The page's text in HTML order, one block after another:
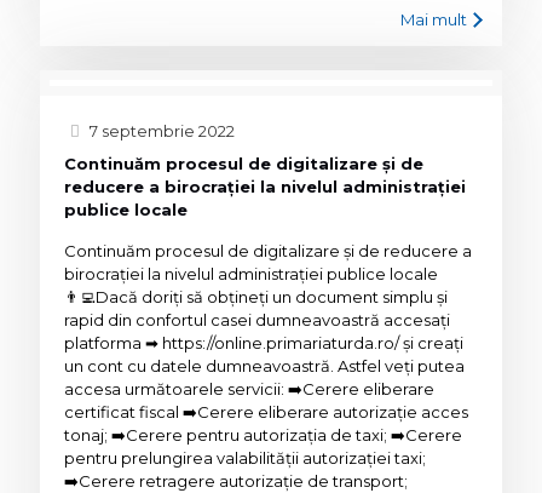
Mai mult
7 septembrie 2022
Continuăm procesul de digitalizare și de
reducere a birocrației la nivelul administrației
publice locale
Continuăm procesul de digitalizare și de reducere a
birocrației la nivelul administrației publice locale
👨‍💻Dacă doriți să obțineți un document simplu și
rapid din confortul casei dumneavoastră accesați
platforma ➡ https://online.primariaturda.ro/ și creați
un cont cu datele dumneavoastră. Astfel veți putea
accesa următoarele servicii: ➡️Cerere eliberare
certificat fiscal ➡️Cerere eliberare autorizație acces
tonaj; ➡️Cerere pentru autorizația de taxi; ➡️Cerere
pentru prelungirea valabilității autorizației taxi;
➡️Cerere retragere autorizație de transport;